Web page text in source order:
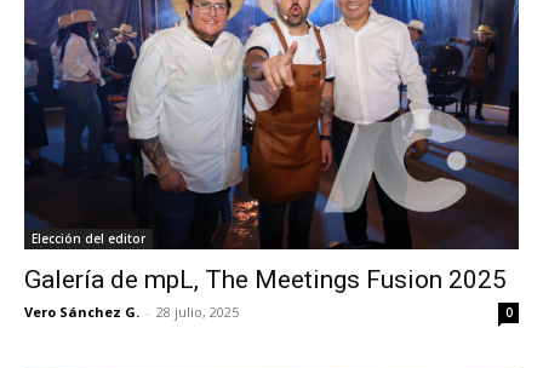
Elección del editor
Galería de mpL, The Meetings Fusion 2025
Vero Sánchez G. - 28 julio, 2025 0